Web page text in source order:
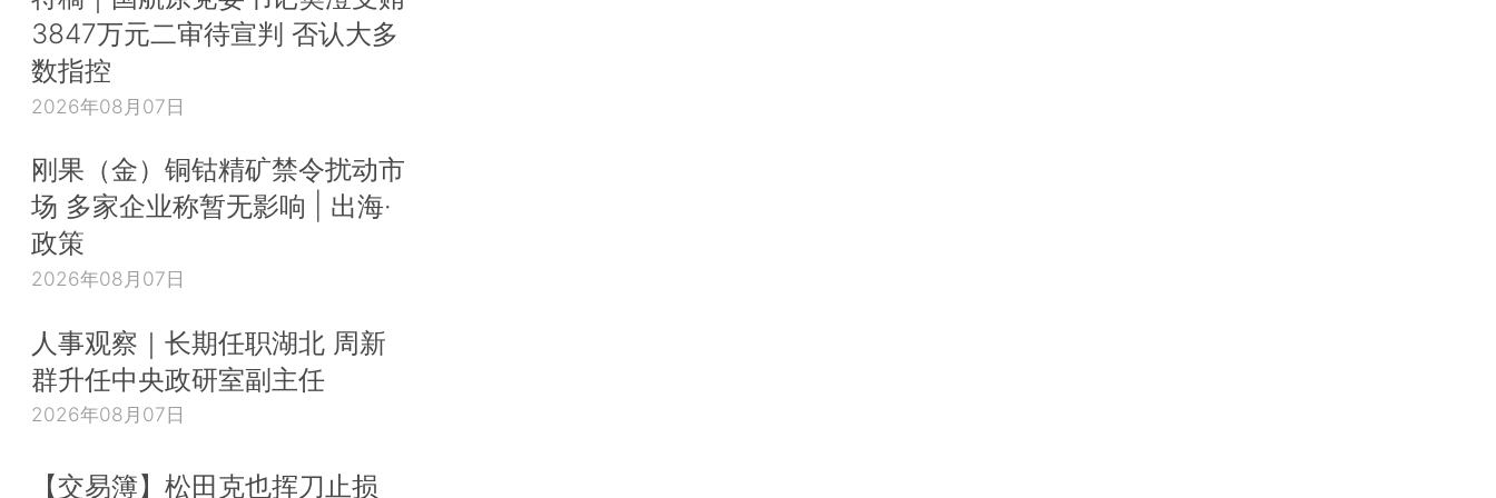
3847万元二审待宣判 否认大多
数指控
2026年08月07日
刚果（金）铜钴精矿禁令扰动市
场 多家企业称暂无影响 | 出海·
政策
2026年08月07日
人事观察｜长期任职湖北 周新
群升任中央政研室副主任
2026年08月07日
【交易簿】松田克也挥刀止损